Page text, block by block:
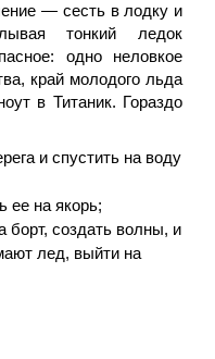
— сесть в лодку и
тонкий ледок
одно неловкое
край молодого льда
в Титаник. Гораздо
и спустить на воду
ее на якорь;
борт, создать волны, и
лед, выйти на